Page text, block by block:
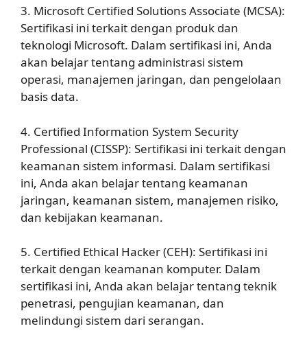
3. Microsoft Certified Solutions Associate (MCSA):
Sertifikasi ini terkait dengan produk dan
teknologi Microsoft. Dalam sertifikasi ini, Anda
akan belajar tentang administrasi sistem
operasi, manajemen jaringan, dan pengelolaan
basis data.
4. Certified Information System Security
Professional (CISSP): Sertifikasi ini terkait dengan
keamanan sistem informasi. Dalam sertifikasi
ini, Anda akan belajar tentang keamanan
jaringan, keamanan sistem, manajemen risiko,
dan kebijakan keamanan.
5. Certified Ethical Hacker (CEH): Sertifikasi ini
terkait dengan keamanan komputer. Dalam
sertifikasi ini, Anda akan belajar tentang teknik
penetrasi, pengujian keamanan, dan
melindungi sistem dari serangan.